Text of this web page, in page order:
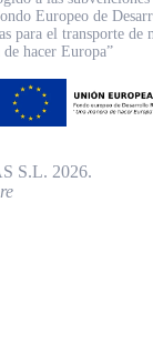
Europeo de
para el transporte de
hacer Europa”
S.L. 2026.